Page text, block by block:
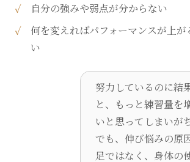
自分の強みや弱点が分からない
何を変えればパフォーマンスが上が
い
努力しているのに結
と、もっと練習量を
いと思ってしまいが
でも、伸び悩みの原
足ではなく、身体の